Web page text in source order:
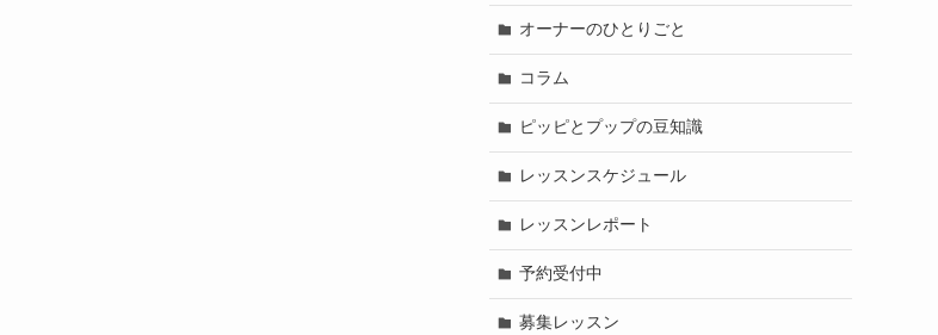
オーナーのひとりごと
コラム
ピッピとプップの豆知識
レッスンスケジュール
レッスンレポート
予約受付中
募集レッスン